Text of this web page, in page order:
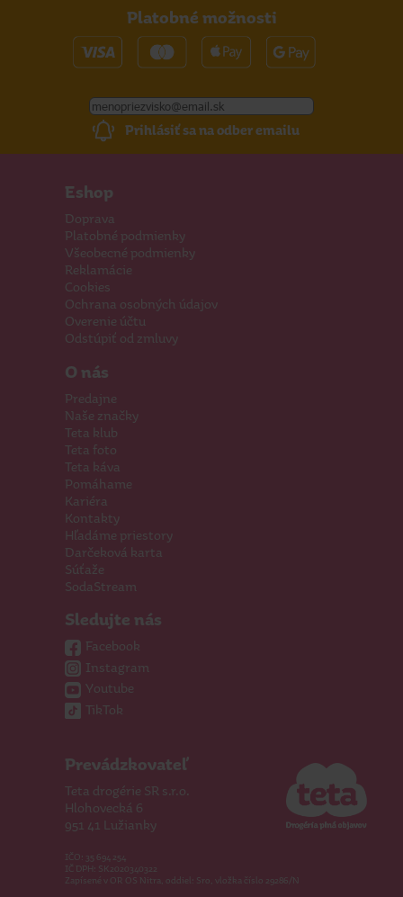
Platobné možnosti
Prihlásiť sa na odber emailu
Eshop
Doprava
Platobné podmienky
Všeobecné podmienky
Reklamácie
Cookies
Ochrana osobných údajov
Overenie účtu
Odstúpiť od zmluvy
O nás
Predajne
Naše značky
Teta klub
Teta foto
Teta káva
Pomáhame
Kariéra
Kontakty
Hľadáme priestory
Darčeková karta
Súťaže
SodaStream
Sledujte nás
Facebook
Instagram
Youtube
TikTok
Prevádzkovateľ
Teta drogérie SR s.r.o.
Hlohovecká 6
951 41 Lužianky
IČO: 35 694 254
IČ DPH: SK2020340322
Zapísené v OR OS Nitra, oddiel: Sro, vložka číslo 29286/N